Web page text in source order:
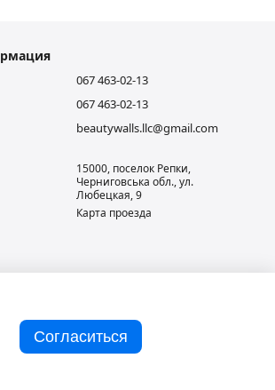
067 463-02-13
067 463-02-13
beautywalls.llc@gmail.com
15000, поселок Репки,
Черниговська обл., ул.
Любецкая, 9
Карта проезда
Согласиться